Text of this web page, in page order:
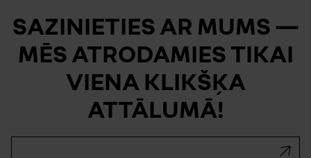
SAZINIETIES AR MUMS —
MĒS ATRODAMIES TIKAI
VIENA KLIKŠĶA
ATTĀLUMĀ!